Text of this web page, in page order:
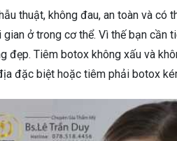
thuật, không đau, an toàn và có
ở trong cơ thể. Vì thế bạn
đẹp. Tiêm botox không xấu và
đặc biệt hoặc tiêm phải botox